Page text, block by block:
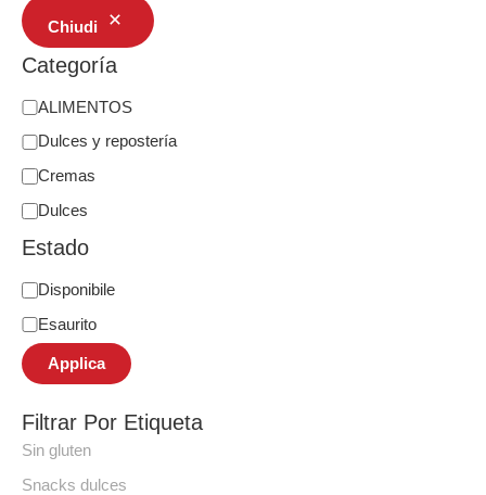
Chiudi
Categoría
ALIMENTOS
Dulces y repostería
Cremas
Dulces
Estado
Disponibile
Esaurito
Applica
Filtrar Por Etiqueta
Sin gluten
Snacks dulces